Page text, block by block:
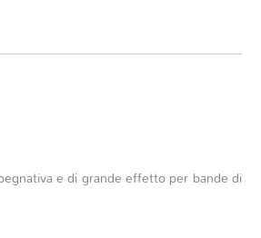
e di grande effetto per bande di